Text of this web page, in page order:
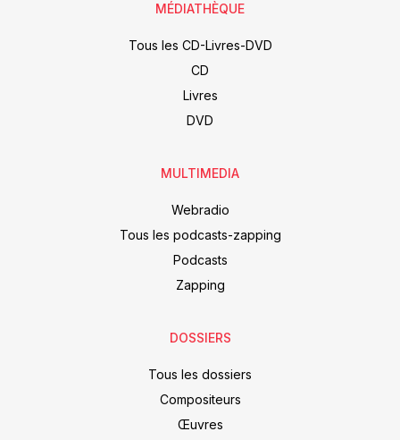
MÉDIATHÈQUE
Tous les CD-Livres-DVD
CD
Livres
DVD
MULTIMEDIA
Webradio
Tous les podcasts-zapping
Podcasts
Zapping
DOSSIERS
Tous les dossiers
Compositeurs
Œuvres